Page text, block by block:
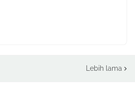
Lebih lama